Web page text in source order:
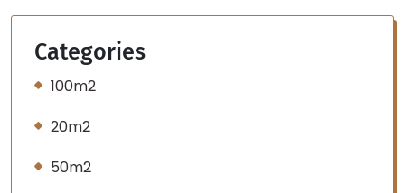
Categories
100m2
20m2
50m2